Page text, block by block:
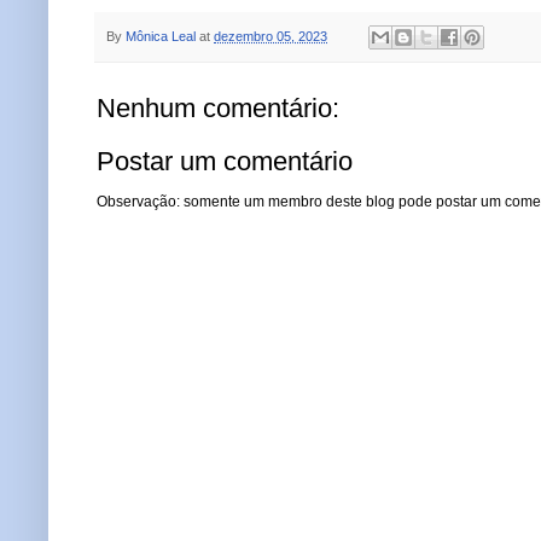
By Mônica Leal at dezembro 05, 2023
Nenhum comentário:
Postar um comentário
Observação: somente um membro deste blog pode postar um